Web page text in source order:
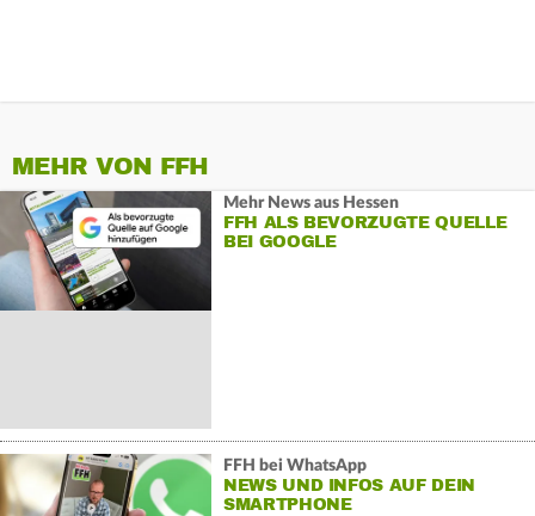
MEHR VON FFH
Mehr News aus Hessen
FFH ALS BEVORZUGTE QUELLE
BEI GOOGLE
FFH bei WhatsApp
NEWS UND INFOS AUF DEIN
SMARTPHONE